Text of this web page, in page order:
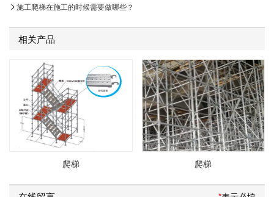
施工爬梯在施工的时候需要做哪些？
相关产品
爬梯 爬梯